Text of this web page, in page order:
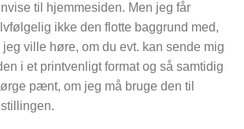
til hjemmesiden. Men jeg får
ikke den flotte baggrund med,
jeg ville høre, om du evt. kan sende mig
i et printvenligt format og så samtidig
pænt, om jeg må bruge den til